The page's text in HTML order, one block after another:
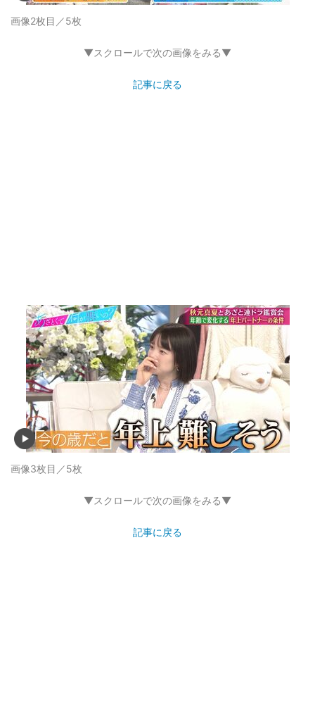
画像2枚目／5枚
▼スクロールで次の画像をみる▼
記事に戻る
画像3枚目／5枚
▼スクロールで次の画像をみる▼
記事に戻る